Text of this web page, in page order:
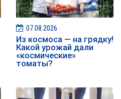
07.08.2026
Из космоса — на грядку!
Какой урожай дали
«космические»
томаты?